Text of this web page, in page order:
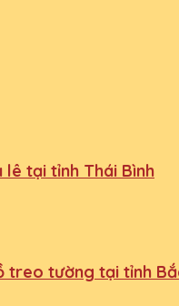
lê tại tỉnh Thái Bình
treo tường tại tỉnh